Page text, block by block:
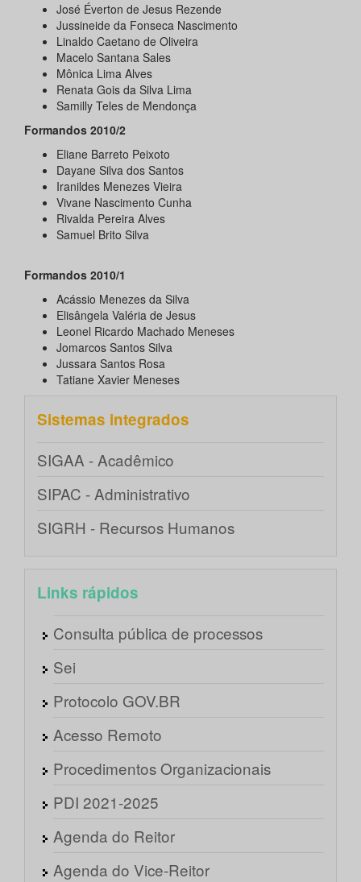
José Éverton de Jesus Rezende
Jussineide da Fonseca Nascimento
Linaldo Caetano de Oliveira
Macelo Santana Sales
Mônica Lima Alves
Renata Gois da Silva Lima
Samilly Teles de Mendonça
Formandos 2010/2
Eliane Barreto Peixoto
Dayane Silva dos Santos
Iranildes Menezes Vieira
Vivane Nascimento Cunha
Rivalda Pereira Alves
Samuel Brito Silva
Formandos 2010/1
Acássio Menezes da Silva
Elisângela Valéria de Jesus
Leonel Ricardo Machado Meneses
Jomarcos Santos Silva
Jussara Santos Rosa
Tatiane Xavier Meneses
Sistemas integrados
SIGAA - Acadêmico
SIPAC - Administrativo
SIGRH - Recursos Humanos
Links rápidos
Consulta pública de processos
Sei
Protocolo GOV.BR
Acesso Remoto
Procedimentos Organizacionais
PDI 2021-2025
Agenda do Reitor
Agenda do Vice-Reitor